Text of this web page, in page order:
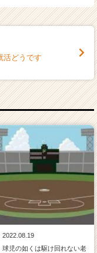
活どうです
2022.08.19
球児の如くは駆け回れない老